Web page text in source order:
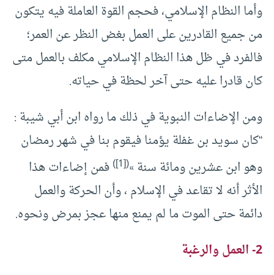
وأما النظام الإسلامي، فحجم القوة العاملة فيه يتكون
من جميع القادرين على العمل بغض النظر عن العمر؛
فالفرد في ظل هذا النظام الإسلامي مكلف بالعمل متى
كان قادرا عليه حتى آخر لحظة في حياته.
ومن الإضاءات النبوية في ذلك ما رواه ابن أبي شيبة :
“كان سويد بن غفلة يؤمنا فيقوم بنا في شهر رمضان
وهو ابن عشرين ومائة سنة »(
[1]
) فمن إضاءات هذا
الأثر أنه لا تقاعد في الإسلام ، وأن الحركة والعمل
دائمة حتى الموت ما لم يمنع منها عجز بمرض ونحوه.
2- العمل والرغبة